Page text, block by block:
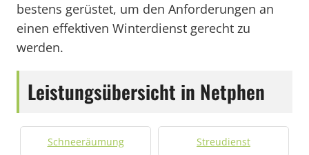
bestens gerüstet, um den Anforderungen an
einen effektiven Winterdienst gerecht zu
werden.
Leistungsübersicht in Netphen
Schneeräumung Streudienst